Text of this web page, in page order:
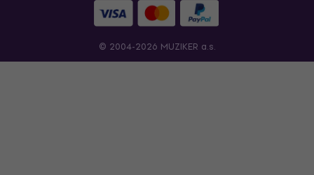
© 2004-2026 MUZIKER a.s.